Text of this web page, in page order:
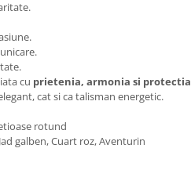
cu prietenia, armonia si protectia
cat si ca talisman energetic.
rotund
galben, Cuart roz, Aventurin